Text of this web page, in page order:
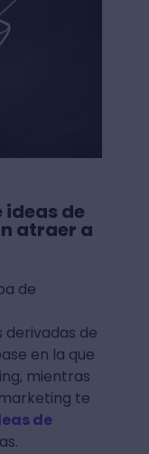
ideas de
atraer a
de
derivadas de
en la que
mientras
te
de